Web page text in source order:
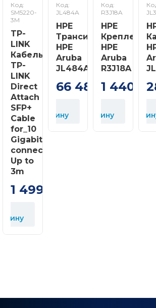
Код:
SM5220-
3M
TP-
LINK
Кабель
TP-
LINK
Direct
Attach
SFP+
Cable
for_10
Gigabit
connections
Up to
3m
1 499
Код:
JL484A
HPE
Трансивер
HPE
Aruba
JL484A
66 480
грн
корзину
Код:
R3J18A
HPE
Крепление
HPE
Aruba
R3J18A
1 440
грн
корзину